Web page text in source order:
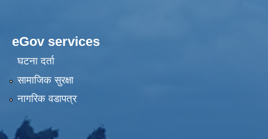
eGov services
घटना दर्ता
सामाजिक सुरक्षा
नागरिक वडापत्र